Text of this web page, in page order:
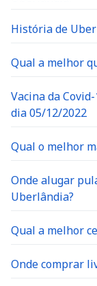
História de
Qual a melhor
Vacina da
dia 05/12/2022
Qual o melhor
Onde alugar
Uberlândia?
Qual a melhor
Onde comprar